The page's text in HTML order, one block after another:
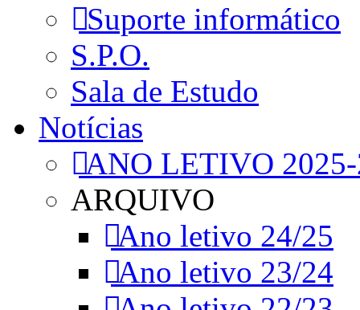
Suporte informático
S.P.O.
Sala de Estudo
Notícias
ANO LETIVO
ARQUIVO
Ano letivo 24/25
Ano letivo 23/24